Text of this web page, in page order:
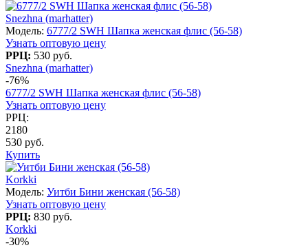
Snezhna (marhatter)
Модель: 6777/2 SWH Шапка женская флис (56-58)
Узнать оптовую цену
РРЦ: 530 руб.
Snezhna (marhatter)
-76%
6777/2 SWH Шапка женская флис (56-58)
Узнать оптовую цену
РРЦ:
2180
530 руб.
Купить
Korkki
Модель: Уитби Бини женская (56-58)
Узнать оптовую цену
РРЦ: 830 руб.
Korkki
-30%